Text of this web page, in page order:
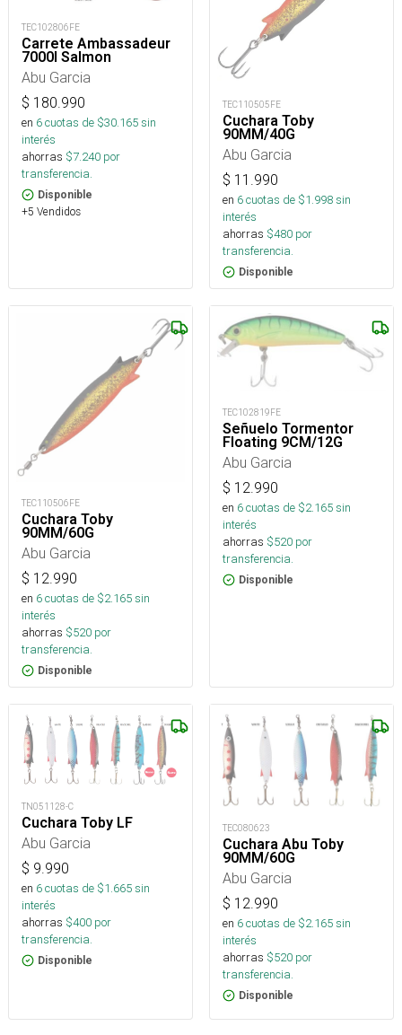
TEC102806FE
Carrete Ambassadeur
7000I Salmon
Abu Garcia
$ 180.990
en 6cuotas de $30.165sin
interés
ahorras $7.240 por
transferencia.
Disponible
+5 Vendidos
TEC110505FE
Cuchara Toby
90MM/40G
Abu Garcia
$ 11.990
en 6cuotas de $1.998sin
interés
ahorras $480 por
transferencia.
Disponible
TEC110506FE
Cuchara Toby
90MM/60G
Abu Garcia
$ 12.990
en 6cuotas de $2.165sin
interés
ahorras $520 por
transferencia.
Disponible
TEC102819FE
Señuelo Tormentor
Floating 9CM/12G
Abu Garcia
$ 12.990
en 6cuotas de $2.165sin
interés
ahorras $520 por
transferencia.
Disponible
TN051128-C
Cuchara Toby LF
Abu Garcia
$ 9.990
en 6cuotas de $1.665sin
interés
ahorras $400 por
transferencia.
Disponible
TEC080623
Cuchara Abu Toby
90MM/60G
Abu Garcia
$ 12.990
en 6cuotas de $2.165sin
interés
ahorras $520 por
transferencia.
Disponible